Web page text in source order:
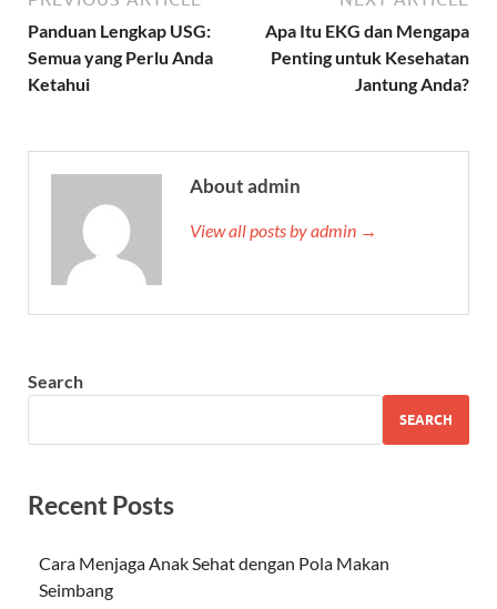
Panduan Lengkap USG:
Semua yang Perlu Anda
Ketahui
Apa Itu EKG dan Mengapa
Penting untuk Kesehatan
Jantung Anda?
About admin
View all posts by admin →
Search
SEARCH
Recent Posts
Cara Menjaga Anak Sehat dengan Pola Makan
Seimbang